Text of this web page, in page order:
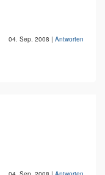
04. Sep. 2008 | Antworten